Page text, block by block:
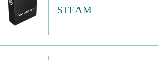
STEAM